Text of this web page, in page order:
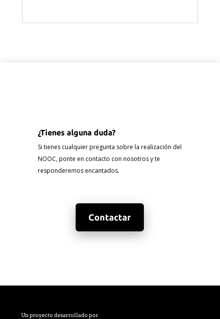
¿Tienes alguna duda?
Si tienes cualquier pregunta sobre la realización del
NOOC, ponte en contacto con nosotros y te
responderemos encantados.
Contactar
Un proyecto desarrollado por